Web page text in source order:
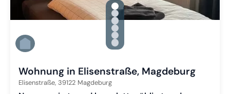
gallery.slide_selector
Zu Slide 1 wechseln
Zu Slide 2 wechseln
Zu Slide 3 wechseln
Zu Slide 4 wechseln
Zu Slide 5 wechseln
Zu Slide 6 wechseln
Wohnung in Elisenstraße, Magdeburg
Elisenstraße, 39122 Magdeburg